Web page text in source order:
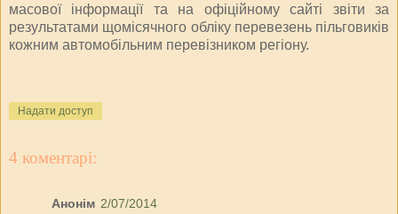
масової інформації та на офіційному сайті звіти за
результатами щомісячного обліку перевезень пільговиків
кожним автомобільним перевізником регіону.
Надати доступ
4 коментарі:
Анонім 2/07/2014